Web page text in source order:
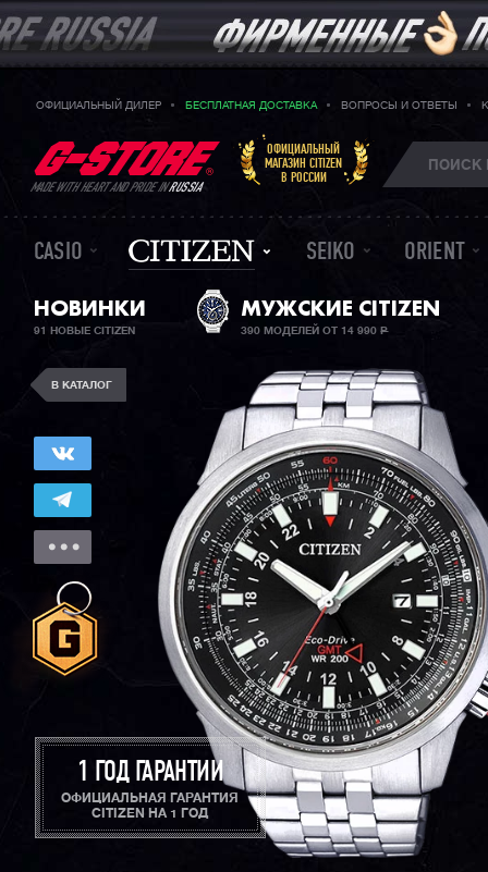
ОФИЦИАЛЬНЫЙ ДИЛЕР БЕСПЛАТНАЯ ДОСТАВКА ВОПРОСЫ И ОТВЕТЫ
MADE WITH HEART AND PRIDE INRUSSIA
ОФИЦИАЛЬНЫЙ
МАГАЗИН CITIZEN
В РОССИИ
CASIO SEIKO ORIENT
НОВИНКИ
91 НОВЫЕ CITIZEN
МУЖСКИЕ CITIZEN
390 МОДЕЛЕЙ ОТ 14 990Р
В КАТАЛОГ
1 ГОД ГАРАНТИИ
ОФИЦИАЛЬНАЯ ГАРАНТИЯ
CITIZEN НА 1 ГОД